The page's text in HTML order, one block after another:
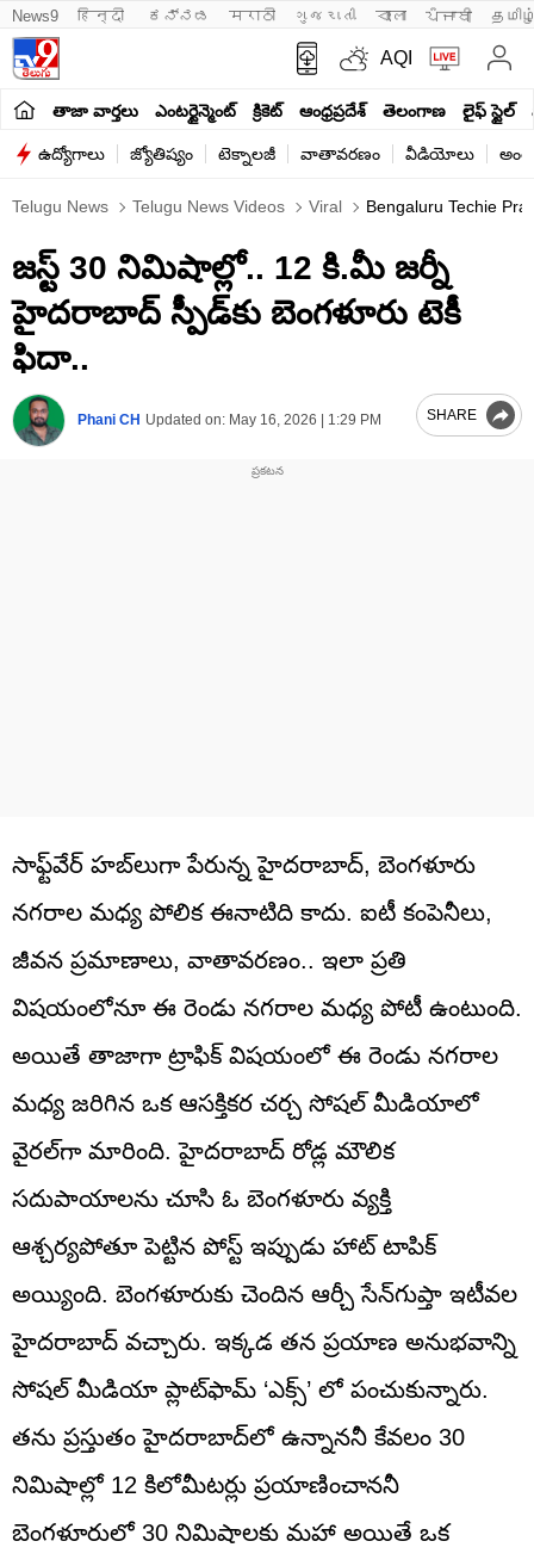
News9 हिन्दी ಕನ್ನಡ मराठी ગુજરાતી বাংলা ਪੰਜਾਬੀ
AQI
తాజా వార్తలు ఎంటర్టైన్మెంట్ క్రికెట్ ఆంధ్రప్రదేశ్ తెలంగాణ లైఫ్ స్టైల్
ఉద్యోగాలు జ్యోతిష్యం టెక్నాలజీ వాతావరణం వీడియోలు
Telugu News Telugu News Videos Viral Bengaluru Techie
జస్ట్ 30 నిమిషాల్లో.. 12 కి.మీ జర్నీ
హైదరాబాద్ స్పీడ్‌కు బెంగళూరు టెకీ
ఫిదా..
Phani CH Updated on: May 16, 2026 | 1:29 PM SHARE
సాఫ్ట్‌వేర్ హబ్‌లుగా పేరున్న హైదరాబాద్, బెంగళూరు
నగరాల మధ్య పోలిక ఈనాటిది కాదు. ఐటీ కంపెనీలు,
జీవన ప్రమాణాలు, వాతావరణం.. ఇలా ప్రతి
విషయంలోనూ ఈ రెండు నగరాల మధ్య పోటీ ఉంటుంది.
అయితే తాజాగా ట్రాఫిక్ విషయంలో ఈ రెండు నగరాల
మధ్య జరిగిన ఒక ఆసక్తికర చర్చ సోషల్ మీడియాలో
వైరల్‌గా మారింది. హైదరాబాద్ రోడ్ల మౌలిక
సదుపాయాలను చూసి ఓ బెంగళూరు వ్యక్తి
ఆశ్చర్యపోతూ పెట్టిన పోస్ట్ ఇప్పుడు హాట్ టాపిక్
అయ్యింది. బెంగళూరుకు చెందిన ఆర్చీ సేన్‌గుప్తా ఇటీవల
హైదరాబాద్ వచ్చారు. ఇక్కడ తన ప్రయాణ అనుభవాన్ని
సోషల్ మీడియా ప్లాట్‌ఫామ్ ‘ఎక్స్’ లో పంచుకున్నారు.
తను ప్రస్తుతం హైదరాబాద్‌లో ఉన్నాననీ కేవలం 30
నిమిషాల్లో 12 కిలోమీటర్లు ప్రయాణించాననీ
బెంగళూరులో 30 నిమిషాలకు మహా అయితే ఒక